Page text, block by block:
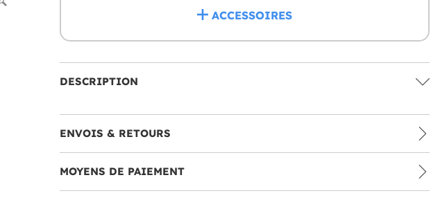
ACCESSOIRES
DESCRIPTION
ENVOIS & RETOURS
MOYENS DE PAIEMENT